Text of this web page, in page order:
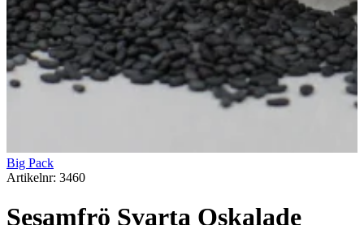
Big Pack
Artikelnr: 3460
Sesamfrö Svarta Oskalade